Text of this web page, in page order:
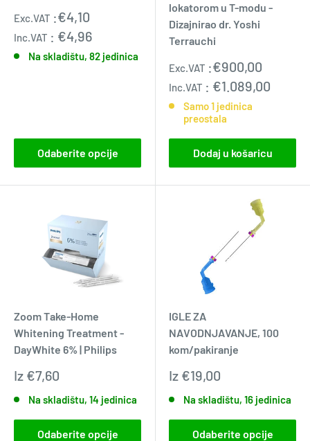
Standardna
cijena
Exc.VAT :€4,10
Inc.VAT : €4,96
Na skladištu, 82 jedinica
Odaberite opcije
lokatorom u T-modu -
Dizajnirao dr. Yoshi
Terrauchi
Standardna
cijena
Exc.VAT :€900,00
Inc.VAT : €1.089,00
Samo 1 jedinica
preostala
Dodaj u košaricu
Zoom Take-Home
Whitening Treatment -
DayWhite 6% | Philips
Prodajna
Iz €7,60
Na skladištu, 14 jedinica
Odaberite opcije
IGLE ZA
NAVODNJAVANJE, 100
kom/pakiranje
Prodajna
Iz €19,00
Na skladištu, 16 jedinica
Odaberite opcije